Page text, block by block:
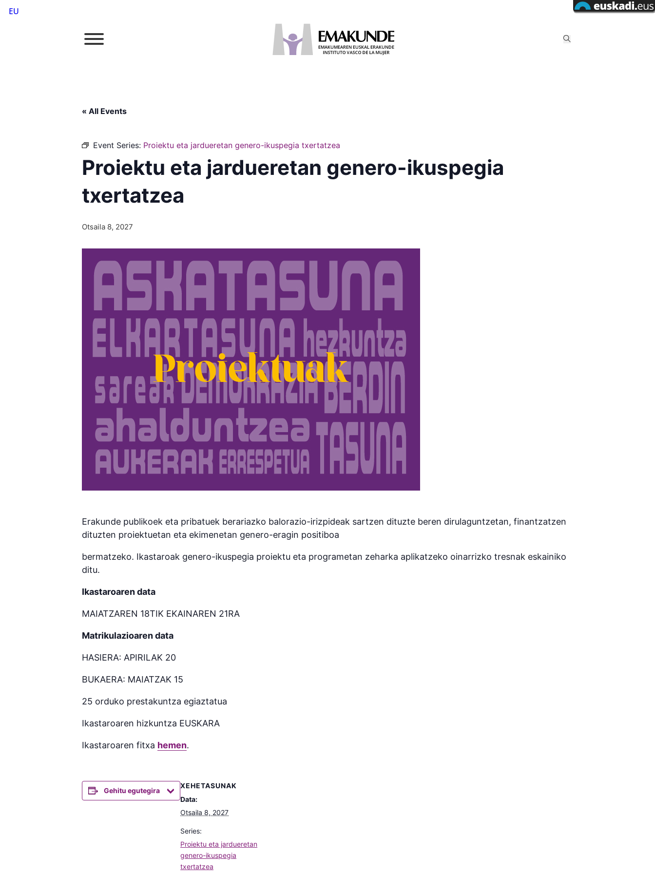
EU
« All Events
Event Series: Proiektu eta jardueretan genero-ikuspegia txertatzea
Proiektu eta jardueretan genero-ikuspegia
txertatzea
Otsaila 8, 2027
Erakunde publikoek eta pribatuek berariazko balorazio-irizpideak sartzen dituzte beren dirulaguntzetan, finantzatzen
dituzten proiektuetan eta ekimenetan genero-eragin positiboa
bermatzeko. Ikastaroak genero-ikuspegia proiektu eta programetan zeharka aplikatzeko oinarrizko tresnak eskainiko
ditu.
Ikastaroaren data
MAIATZAREN 18TIK EKAINAREN 21RA
Matrikulazioaren data
HASIERA: APIRILAK 20
BUKAERA: MAIATZAK 15
25 orduko prestakuntza egiaztatua
Ikastaroaren hizkuntza EUSKARA
Ikastaroaren fitxa hemen.
Gehitu egutegira
XEHETASUNAK
Data:
Otsaila 8, 2027
Series:
Proiektu eta jardueretan
genero-ikuspegia
txertatzea